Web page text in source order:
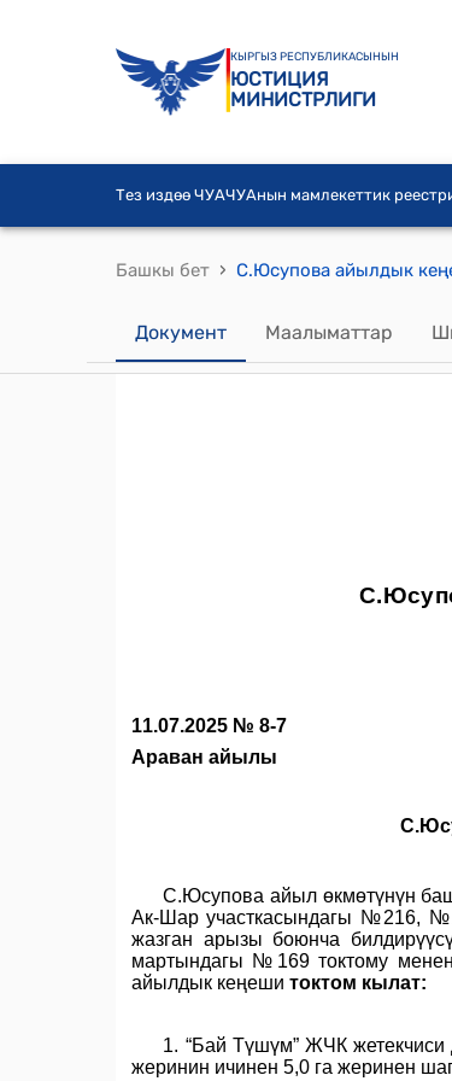
КЫРГЫЗ РЕСПУБЛИКАСЫНЫН
ЮСТИЦИЯ
МИНИСТРЛИГИ
Тез издөө ЧУАЧУАнын мамлекеттик
Башкы бет ›
Документ Маалыматтар